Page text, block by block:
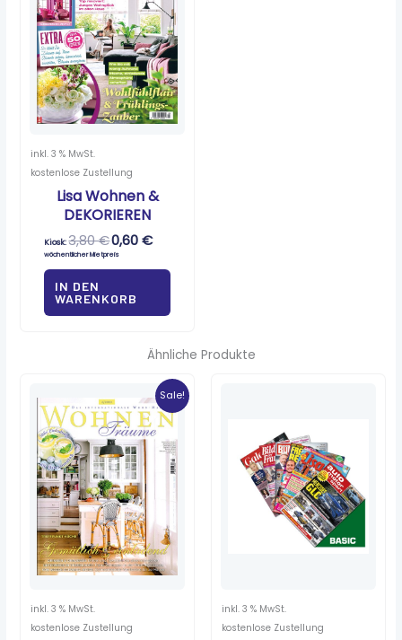
inkl. 3 % MwSt.
kostenlose Zustellung
Lisa Wohnen &
DEKORIEREN
Kiosk:3,80€0,60€
wöchentlicher Mietpreis
IN DEN
WARENKORB
Ähnliche Produkte
Sale!
inkl. 3 % MwSt.
kostenlose Zustellung
Ursprünglicher
war:
8,00 €
Aktueller
Preis
ist:
0,70 €.
inkl. 3 % MwSt.
kostenlose Zustellung